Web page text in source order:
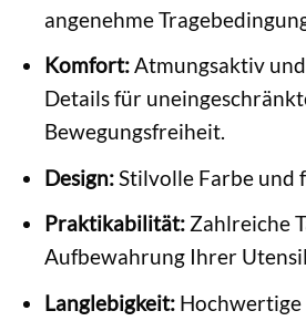
angenehme
Komfort:Atmungsaktiv
Details für
Bewegungsfreiheit.
Design:Stilvolle Farbe und
Praktikabilität:Zahlreiche
Aufbewahrung Ihrer
Langlebigkeit:Hochwertige